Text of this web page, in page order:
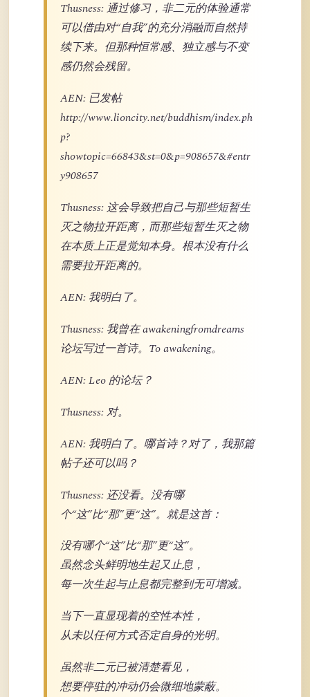
Thusness: 通过修习，非二元的体验通常
可以借由对“自我”的充分消融而自然持
续下来。但那种恒常感、独立感与不变
感仍然会残留。
AEN: 已发帖
http://www.lioncity.net/buddhism/index.ph
p?
showtopic=66843&st=0&p=908657&#entr
y908657
Thusness: 这会导致把自己与那些短暂生
灭之物拉开距离，而那些短暂生灭之物
在本质上正是觉知本身。根本没有什么
需要拉开距离的。
AEN: 我明白了。
Thusness: 我曾在 awakeningfromdreams
论坛写过一首诗。To awakening。
AEN: Leo 的论坛？
Thusness: 对。
AEN: 我明白了。哪首诗？对了，我那篇
帖子还可以吗？
Thusness: 还没看。没有哪
个“这”比“那”更“这”。就是这首：
没有哪个“这”比“那”更“这”。
虽然念头鲜明地生起又止息，
每一次生起与止息都完整到无可增减。
当下一直显现着的空性本性，
从未以任何方式否定自身的光明。
虽然非二元已被清楚看见，
想要停驻的冲动仍会微细地蒙蔽。